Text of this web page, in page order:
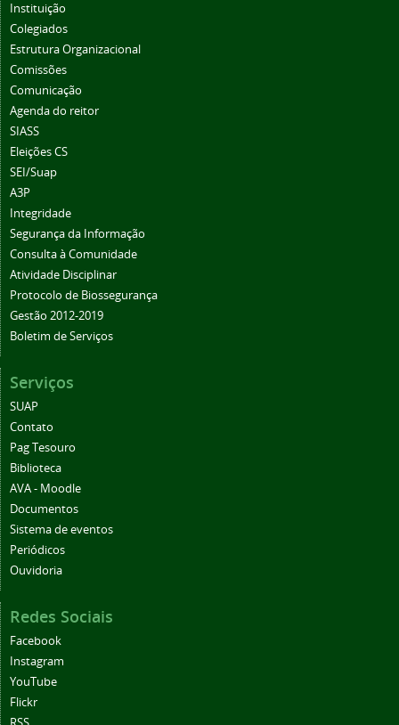
Instituição
Colegiados
Estrutura Organizacional
Comissões
Comunicação
Agenda do reitor
SIASS
Eleições CS
SEI/Suap
A3P
Integridade
Segurança da Informação
Consulta à Comunidade
Atividade Disciplinar
Protocolo de Biossegurança
Gestão 2012-2019
Boletim de Serviços
Serviços
SUAP
Contato
Pag Tesouro
Biblioteca
AVA - Moodle
Documentos
Sistema de eventos
Periódicos
Ouvidoria
Redes Sociais
Facebook
Instagram
YouTube
Flickr